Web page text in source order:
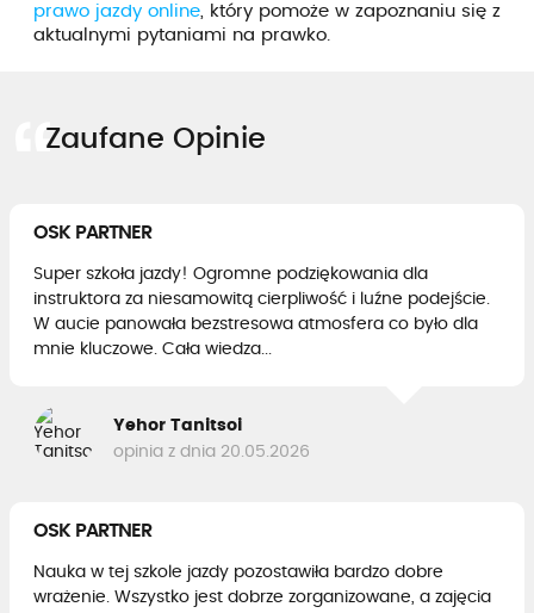
prawo jazdy online, który pomoże w zapoznaniu się z
aktualnymi pytaniami na prawko.
Zaufane Opinie
OSK PARTNER
Super szkoła jazdy! Ogromne podziękowania dla
instruktora za niesamowitą cierpliwość i luźne podejście.
W aucie panowała bezstresowa atmosfera co było dla
mnie kluczowe. Cała wiedza...
Yehor Tanitsoi
opinia z dnia 20.05.2026
OSK PARTNER
Nauka w tej szkole jazdy pozostawiła bardzo dobre
wrażenie. Wszystko jest dobrze zorganizowane, a zajęcia